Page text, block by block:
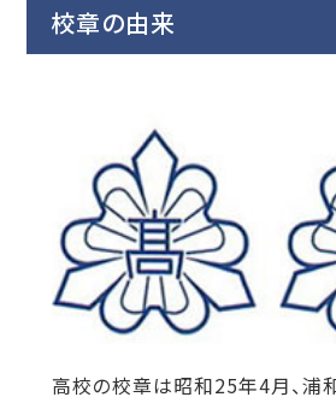
体育館渡り廊下新築。（
昭和38年 4月1日
藤間 英一 校長に就
昭和40年 8月3日
物置改築。（12坪）
校章の由来
高校の校章は昭和25年4月、浦